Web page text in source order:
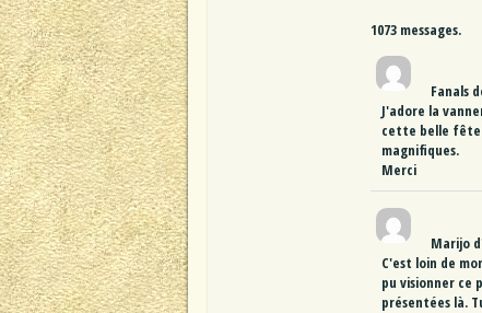
1073 messages.
Fanals
J'adore la
cette belle fête.
magnifiques.
Merci
Marijo
C'est loin de
pu visionner ce
présentées là.